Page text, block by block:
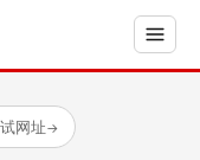
网址→